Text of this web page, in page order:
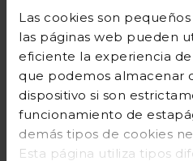
Las cookies son
las páginas web pueden
eficiente la experiencia
que podemos almacenar
dispositivo si son
funcionamiento de
demás tipos de cookies
Esta página utiliza tipos
COMPOSICIÓN
GUÍA DE TALLAS
DEVOLUCIONES